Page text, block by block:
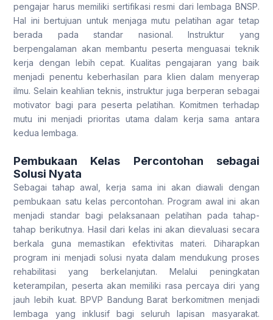
pengajar harus memiliki sertifikasi resmi dari lembaga BNSP.
Hal ini bertujuan untuk menjaga mutu pelatihan agar tetap
berada pada standar nasional. Instruktur yang
berpengalaman akan membantu peserta menguasai teknik
kerja dengan lebih cepat. Kualitas pengajaran yang baik
menjadi penentu keberhasilan para klien dalam menyerap
ilmu. Selain keahlian teknis, instruktur juga berperan sebagai
motivator bagi para peserta pelatihan. Komitmen terhadap
mutu ini menjadi prioritas utama dalam kerja sama antara
kedua lembaga.
Pembukaan Kelas Percontohan sebagai
Solusi Nyata
Sebagai tahap awal, kerja sama ini akan diawali dengan
pembukaan satu kelas percontohan. Program awal ini akan
menjadi standar bagi pelaksanaan pelatihan pada tahap-
tahap berikutnya. Hasil dari kelas ini akan dievaluasi secara
berkala guna memastikan efektivitas materi. Diharapkan
program ini menjadi solusi nyata dalam mendukung proses
rehabilitasi yang berkelanjutan. Melalui peningkatan
keterampilan, peserta akan memiliki rasa percaya diri yang
jauh lebih kuat. BPVP Bandung Barat berkomitmen menjadi
lembaga yang inklusif bagi seluruh lapisan masyarakat.